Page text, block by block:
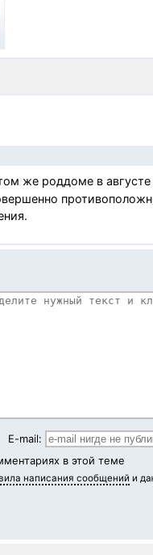
же роддоме в
E-mail:
в этой теме
написания сообщений и